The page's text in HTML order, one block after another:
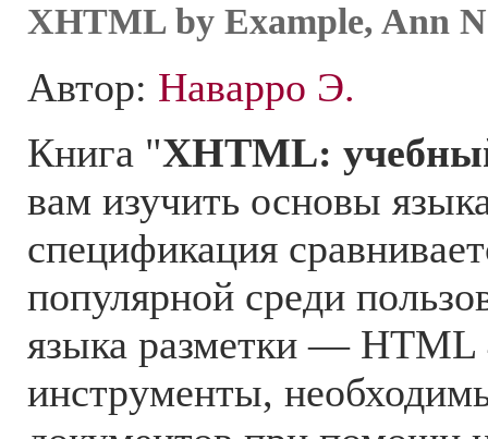
XHTML by Example, Ann
Автор: Наварро Э.
Книга "XHTML:
вам изучить основы
спецификация
популярной среди
языка разметки — HTML
инструменты,